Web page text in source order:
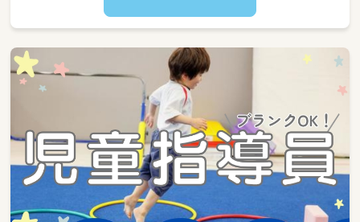
者との連携、送迎設定やスタッフの配置など、
校舎運営業務全般もお任せします。